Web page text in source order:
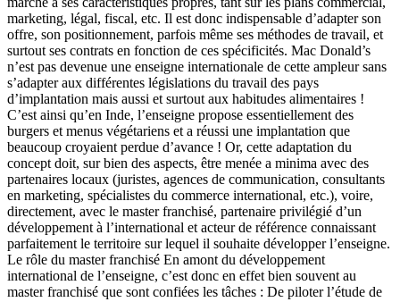
marketing, légal, fiscal, etc. Il est donc indispensable d’adapter son
offre, son positionnement, parfois même ses méthodes de travail, et
surtout ses contrats en fonction de ces spécificités. Mac Donald’s
n’est pas devenue une enseigne internationale de cette ampleur sans
s’adapter aux différentes législations du travail des pays
d’implantation mais aussi et surtout aux habitudes alimentaires !
C’est ainsi qu’en Inde, l’enseigne propose essentiellement des
burgers et menus végétariens et a réussi une implantation que
beaucoup croyaient perdue d’avance ! Or, cette adaptation du
concept doit, sur bien des aspects, être menée a minima avec des
partenaires locaux (juristes, agences de communication, consultants
en marketing, spécialistes du commerce international, etc.), voire,
directement, avec le master franchisé, partenaire privilégié d’un
développement à l’international et acteur de référence connaissant
parfaitement le territoire sur lequel il souhaite développer l’enseigne.
Le rôle du master franchisé En amont du développement
international de l’enseigne, c’est donc en effet bien souvent au
master franchisé que sont confiées les tâches : De piloter l’étude de